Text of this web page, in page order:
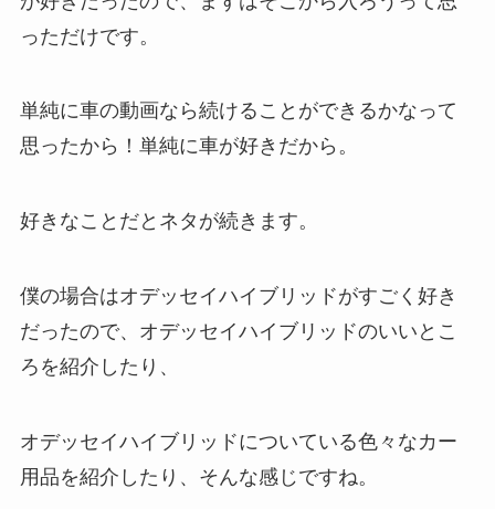
っただけです。
単純に車の動画なら続けることができるかなって
思ったから！単純に車が好きだから。
好きなことだとネタが続きます。
僕の場合はオデッセイハイブリッドがすごく好き
だったので、オデッセイハイブリッドのいいとこ
ろを紹介したり、
オデッセイハイブリッドについている色々なカー
用品を紹介したり、そんな感じですね。